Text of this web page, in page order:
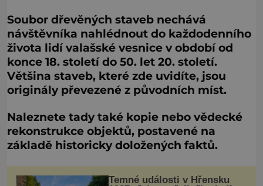
Soubor dřevěných staveb nechává
návštěvníka nahlédnout do každodenního
života lidí valašské vesnice v období od
konce 18. století do 50. let 20. století.
Většina staveb, které zde uvidíte, jsou
originály převezené z původních míst.
Naleznete tady také kopie nebo vědecké
rekonstrukce objektů, postavené na
základě historicky doložených faktů.
Temné události v Hřensku